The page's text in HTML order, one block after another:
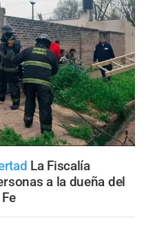
La Fiscalía
a la dueña del